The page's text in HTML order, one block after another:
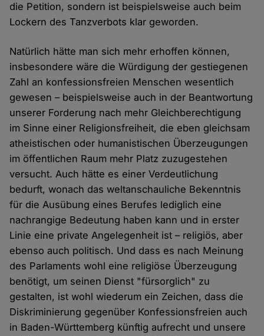
die Petition, sondern ist beispielsweise auch beim
Lockern des Tanzverbots klar geworden.
Natürlich hätte man sich mehr erhoffen können,
insbesondere wäre die Würdigung der gestiegenen
Zahl an konfessionsfreien Menschen wesentlich
gewesen – beispielsweise auch in der Beantwortung
unserer Forderung nach mehr Gleichberechtigung
im Sinne einer Religionsfreiheit, die eben gleichsam
atheistischen oder humanistischen Überzeugungen
im öffentlichen Raum mehr Platz zuzugestehen
versucht. Auch hätte es einer Verdeutlichung
bedurft, wonach das weltanschauliche Bekenntnis
für die Ausübung eines Berufes lediglich eine
nachrangige Bedeutung haben kann und in erster
Linie eine private Angelegenheit ist – religiös, aber
ebenso auch politisch. Und dass es nach Meinung
des Parlaments wohl eine religiöse Überzeugung
benötigt, um seinen Dienst "fürsorglich" zu
gestalten, ist wohl wiederum ein Zeichen, dass die
Diskriminierung gegenüber Konfessionsfreien auch
in Baden-Württemberg künftig aufrecht und unsere